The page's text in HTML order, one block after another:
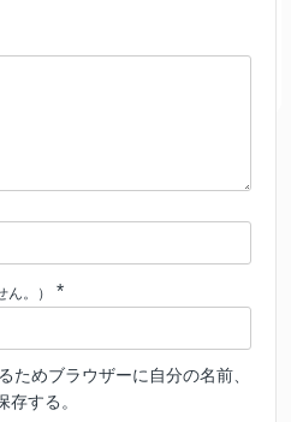
。） *
ためブラウザーに自分の名前、
存する。